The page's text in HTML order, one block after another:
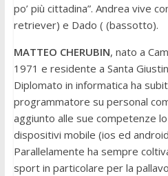
po’ più cittadina”. Andrea vive
retriever) e Dado ( (bassotto).
MATTEO CHERUBIN, nato a
1971 e residente a Santa
Diplomato in informatica ha
programmatore su personal
aggiunto alle sue competenze
dispositivi mobile (ios ed
Parallelamente ha sempre
sport in particolare per la